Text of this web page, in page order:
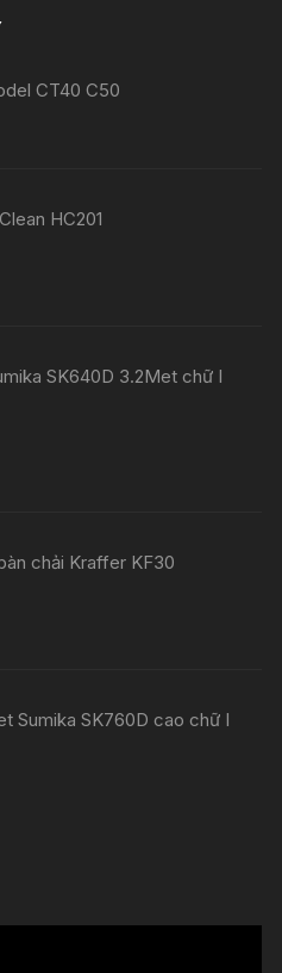
CT40 C50
HC201
SK640D 3.2Met chữ I
chải Kraffer KF30
Sumika SK760D cao chữ I